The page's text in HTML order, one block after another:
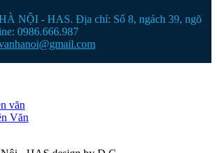
NỘI - HAS. Địa chỉ: Số 8, ngách 39, ngõ
0986.666.987
văn
Văn